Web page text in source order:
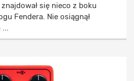
się nieco z boku
Fendera. Nie osiągnął